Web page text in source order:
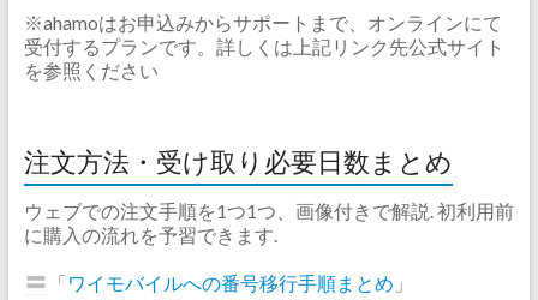
※ahamoはお申込みからサポートまで、オンラインにて
受付するプランです。詳しくは上記リンク先公式サイト
を参照ください
注文方法・受け取り必要日数まとめ
ウェブでの注文手順を1つ1つ、画像付きで解説. 初利用前
に購入の流れを予習できます.
「ワイモバイルへの番号移行手順まとめ 」